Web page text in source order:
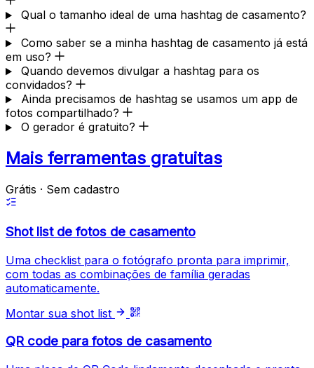
Qual o tamanho ideal de uma hashtag de casamento?
Como saber se a minha hashtag de casamento já está
em uso?
Quando devemos divulgar a hashtag para os
convidados?
Ainda precisamos de hashtag se usamos um app de
fotos compartilhado?
O gerador é gratuito?
Mais ferramentas gratuitas
Grátis · Sem cadastro
Shot list de fotos de casamento
Uma checklist para o fotógrafo pronta para imprimir,
com todas as combinações de família geradas
automaticamente.
Montar sua shot list
QR code para fotos de casamento